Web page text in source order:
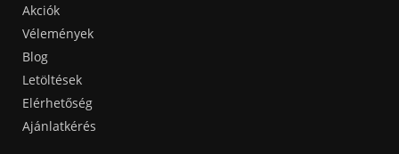
Akciók
Vélemények
Blog
Letöltések
Elérhetőség
Ajánlatkérés